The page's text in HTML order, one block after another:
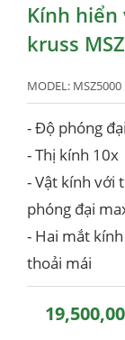
Kính
kruss
MODEL: MSZ5000
- Độ phóng
- Thị kính 10x
- Vật kính với
phóng đại
- Hai mắt
thoải mái